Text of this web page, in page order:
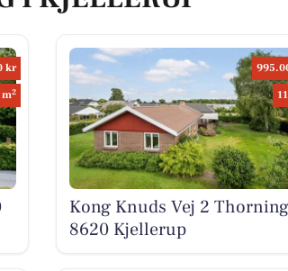
kr
m2
Kong Knuds Vej 2
8620 Kjellerup